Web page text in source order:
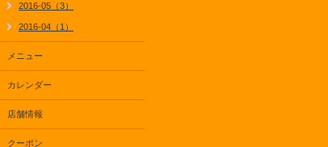
2016-05（3）
2016-04（1）
メニュー
カレンダー
店舗情報
クーポン